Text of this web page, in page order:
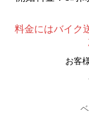
料金にはバイク
お客